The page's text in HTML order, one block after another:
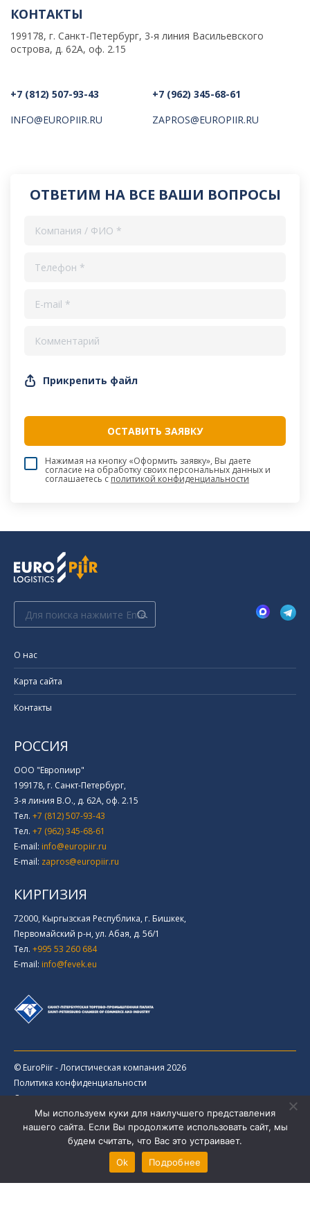
КОНТАКТЫ
199178, г. Санкт-Петербург, 3-я линия Васильевского
острова, д. 62А, оф. 2.15
+7 (812) 507-93-43
INFO@EUROPIIR.RU
+7 (962) 345-68-61
ZAPROS@EUROPIIR.RU
ОТВЕТИМ НА ВСЕ ВАШИ ВОПРОСЫ
Прикрепить файл
Нажимая на кнопку «Оформить заявку», Вы даете
согласие на обработку своих персональных данных и
соглашаетесь cполитикой конфиденциальности
Поиск:
РОССИЯ
ООО "Европиир"
199178, г. Санкт-Петербург,
3-я линия В.О., д. 62А, оф. 2.15
Тел. +7 (812) 507-93-43
Тел. +7 (962) 345-68-61
E-mail: info@europiir.ru
E-mail: zapros@europiir.ru
КИРГИЗИЯ
72000, Кыргызская Республика, г. Бишкек,
Первомайский р-н, ул. Абая, д. 56/1
Тел. +995 53 260 684
E-mail: info@fevek.eu
О нас
Карта сайта
Контакты
© EuroPiir - Логистическая компания 2026
Политика конфиденциальности
Соглашение
Политика Cookie
Продвижение сайта: wingi.ru
Мы используем куки для наилучшего представления
нашего сайта. Если Вы продолжите использовать сайт, мы
будем считать, что Вас это устраивает.
Ok
Подробнее